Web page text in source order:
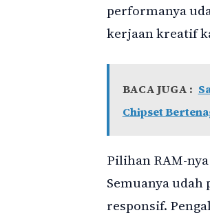
performanya
kerjaan kreatif
BACA JUGA :
Chipset
Pilihan RAM-
Semuanya udah
responsif.